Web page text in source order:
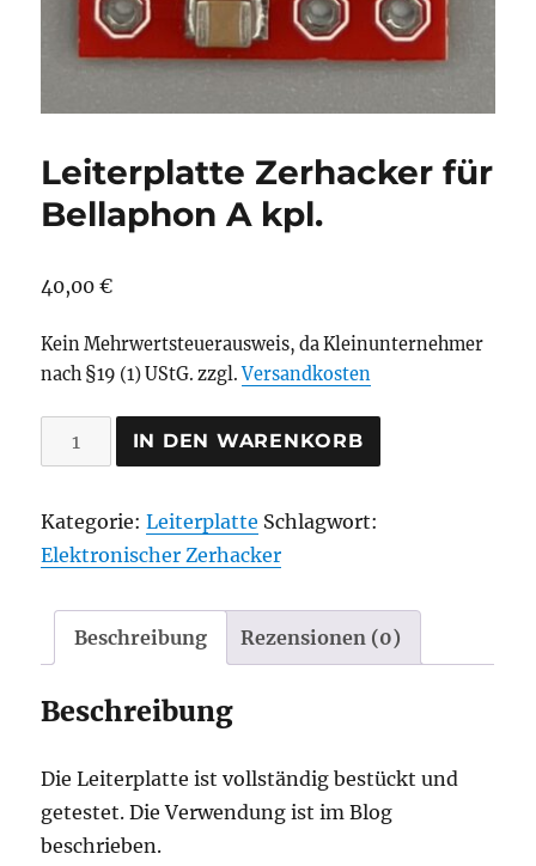
Leiterplatte Zerhacker für
Bellaphon A kpl.
40,00€
Kein Mehrwertsteuerausweis, da Kleinunternehmer
nach §19 (1) UStG. zzgl.Versandkosten
Leiterplatte
Zerhacker
Bellaphon
A
Menge
IN DEN WARENKORB
Kategorie:Leiterplatte Schlagwort:
Elektronischer Zerhacker
Beschreibung Rezensionen (0)
Beschreibung
Die Leiterplatte ist vollständig bestückt und
getestet. Die Verwendung ist im Blog
beschrieben.